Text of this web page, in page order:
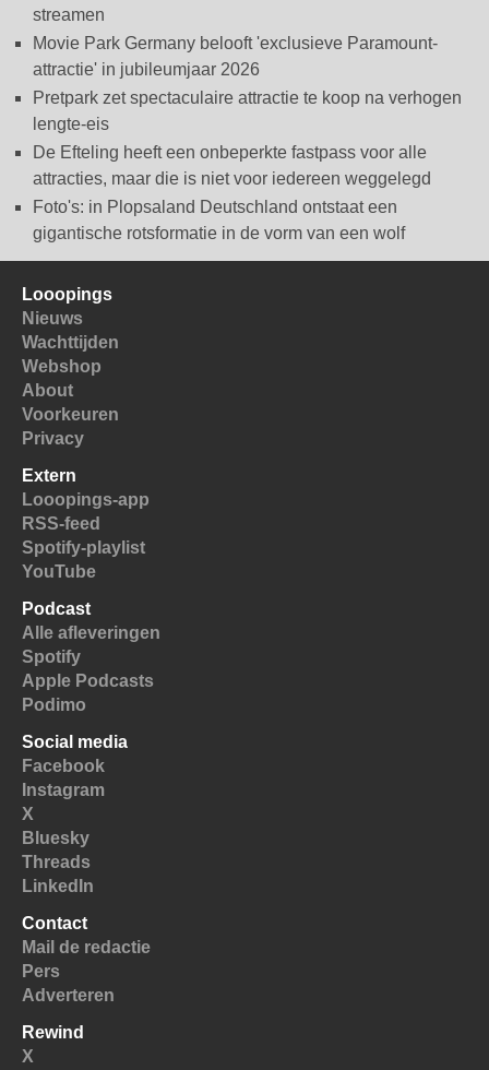
streamen
Movie Park Germany belooft 'exclusieve Paramount-
attractie' in jubileumjaar 2026
Pretpark zet spectaculaire attractie te koop na verhogen
lengte-eis
De Efteling heeft een onbeperkte fastpass voor alle
attracties, maar die is niet voor iedereen weggelegd
Foto's: in Plopsaland Deutschland ontstaat een
gigantische rotsformatie in de vorm van een wolf
Looopings
Nieuws
Wachttijden
Webshop
About
Voorkeuren
Privacy
Extern
Looopings-app
RSS-feed
Spotify-playlist
YouTube
Podcast
Alle afleveringen
Spotify
Apple Podcasts
Podimo
Social media
Facebook
Instagram
X
Bluesky
Threads
LinkedIn
Contact
Mail de redactie
Pers
Adverteren
Rewind
X